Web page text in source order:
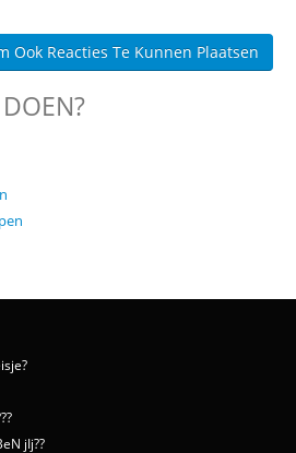
Ook Reacties Te Kunnen Plaatsen
jIj??